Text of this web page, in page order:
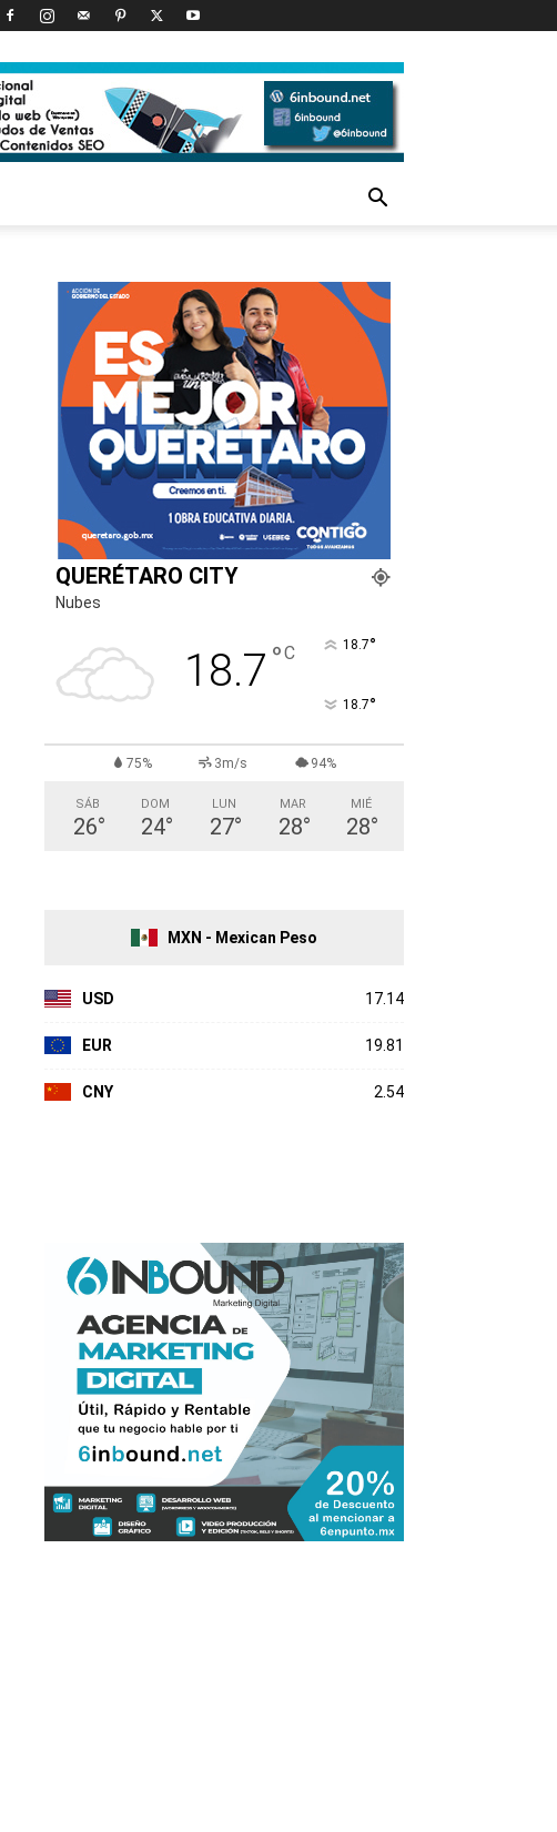
QUERÉTARO CITY
Nubes
18.7 °C 18.7°
18.7°
75% 3m/s 94%
SÁB
26°
DOM
24°
LUN
27°
MAR
28°
MIÉ
28°
MXN - Mexican Peso
USD 17.14
EUR 19.81
CNY 2.54